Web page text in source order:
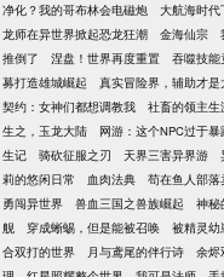
净化？我的哥布林会电磁炮
大航海时
龙师在异世界掀起恐龙狂潮
金海仙宗
推倒了
涅盘！世界再度重置 吞噬技能
募打造雄城崛起
真实冒险界，辅助才是
契约：女神们都想调教我
社畜的领主生
生之，玉龙大陆
网游：这个NPC过于暴
生记
骑砍征服之刃 天界三害异界游
莉的悠闲日常
血肉法典 苟在鱼人部落
勇闯异世界
兽血三国之兽族崛起 神秘
舰
穿成蜥蜴，但是能被召唤 被精灵幼
合双打的世界
月与鸢尾的伴行诗 余烬